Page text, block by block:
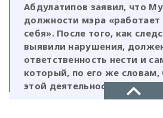
Абдулатипов заявил, что
должности мэра «работает
себя». После того, как
выявили нарушения,
ответственность нести и
который, по его же словам,
этой деятельности?